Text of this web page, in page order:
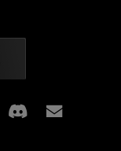
Facebook